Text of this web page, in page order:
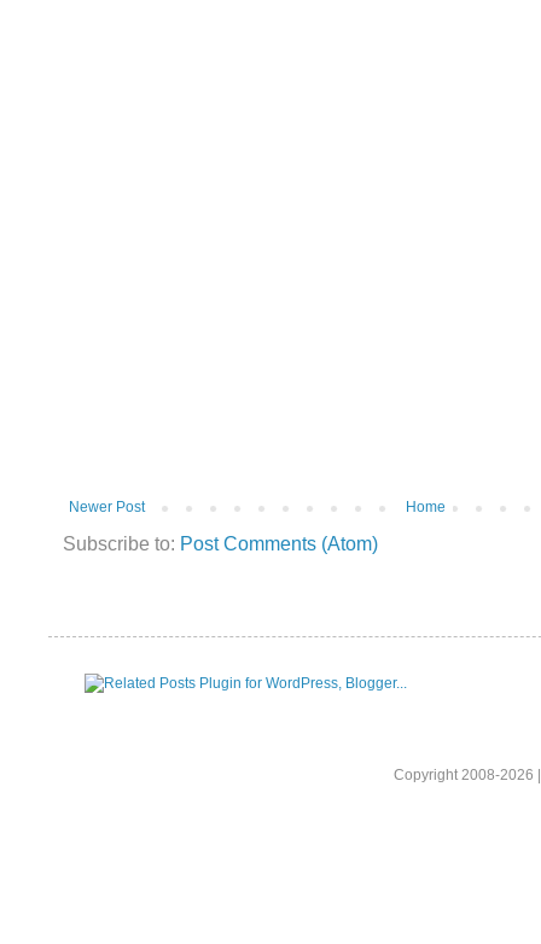
Newer Post Home
Subscribe to: Post Comments (Atom)
Copyright 2008-2026